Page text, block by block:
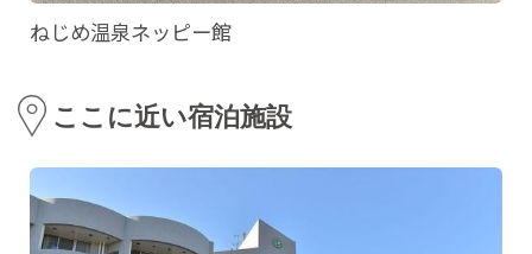
ねじめ温泉ネッピー館
ここに近い宿泊施設